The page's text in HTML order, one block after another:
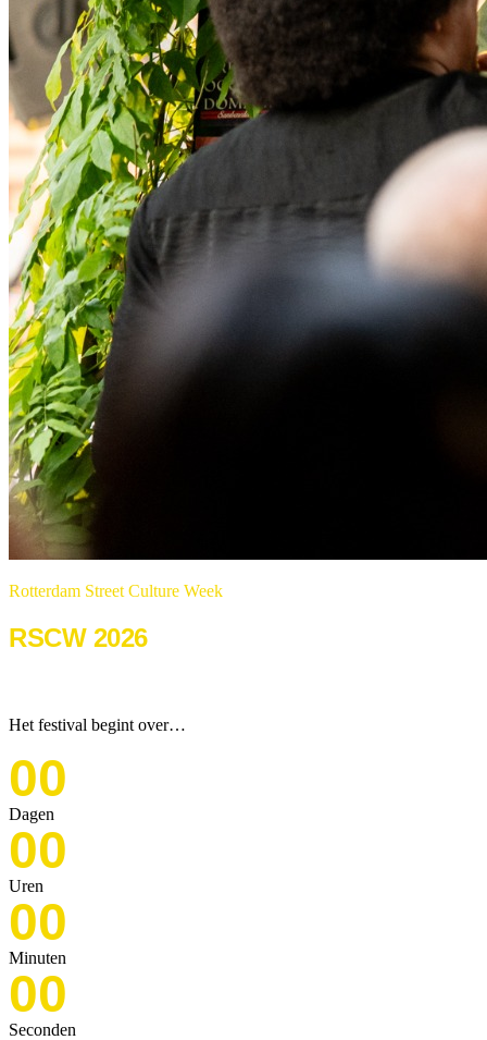
Rotterdam Street Culture Week
RSCW 2026
Het festival begint over…
00
Dagen
00
Uren
00
Minuten
00
Seconden